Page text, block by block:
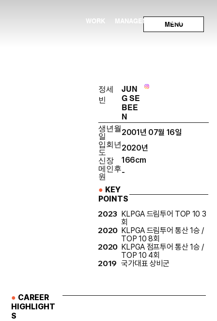
MENU
WORK MANAGEMENT CONTACT
정세
빈
JUN
G SE
BEE
N
생년월
일
2001년 07월 16일
입회년
도
2020년
신장 166cm
메인후
원
-
● KEY
POINTS
2023 KLPGA 드림투어 TOP 10 3
회
2020 KLPGA 드림투어 통산 1승 /
TOP 10 8회
2020 KLPGA 점프투어 통산 1승 /
TOP 10 4회
2019 국가대표 상비군
● CAREER
HIGHLIGHT
S